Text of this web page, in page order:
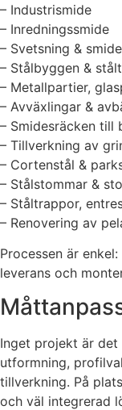
– Industrismide
– Inredningssmide
– Svetsning & smide
– Stålbyggen &
– Metallpartier,
– Avväxlingar &
– Smidesräcken till
– Tillverkning av
– Cortenstål &
– Stålstommar &
– Ståltrappor,
– Renovering av
Processen är
leverans och
Inget projekt är det
utformning,
tillverkning. På
och väl integrerad